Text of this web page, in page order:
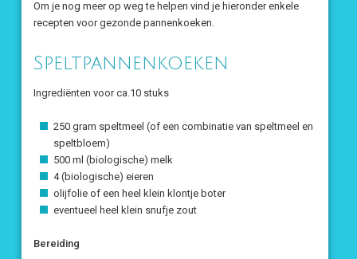
Om je nog meer op weg te helpen vind je hieronder enkele
recepten voor gezonde pannenkoeken.
Speltpannenkoeken
Ingrediënten voor ca.10 stuks
250 gram speltmeel (of een combinatie van speltmeel en
speltbloem)
500 ml (biologische) melk
4 (biologische) eieren
olijfolie of een heel klein klontje boter
eventueel heel klein snufje zout
Bereiding